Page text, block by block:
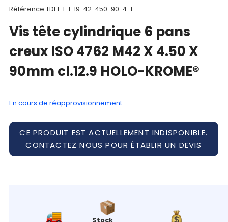
panier
Contact
Référence TDI 1-1-1-19-42-450-90-4-1
Vis tête cylindrique 6 pans
creux ISO 4762 M42 X 4.50 X
90mm cl.12.9 HOLO-KROME®
En cours de réapprovisionnement
CE PRODUIT EST ACTUELLEMENT INDISPONIBLE.
CONTACTEZ NOUS POUR ÉTABLIR UN DEVIS